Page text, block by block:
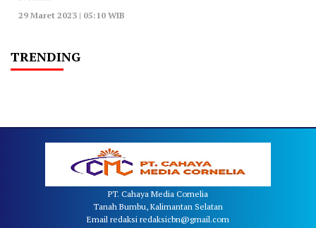
29 Maret 2023 | 05:10 WIB
TRENDING
PT. Cahaya Media Cornelia
Tanah Bumbu, Kalimantan Selatan
Email redaksi redaksicbn@gmail.com